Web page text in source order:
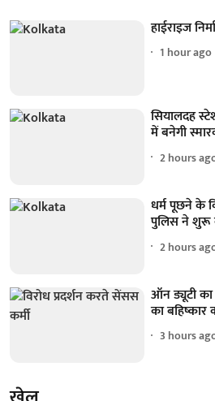
हाईराइज
1 hour ago
सियालदह
में बनेगी
2 hours
धर्म पूछने के
पुलिस ने शुरू
2 hours
ऑन ड्यूटी का
का बहिष्कार
3 hours